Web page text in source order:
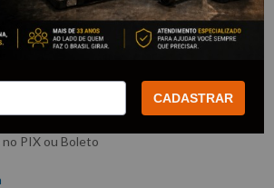
Longo 1/2" x 19
no PIX ou Boleto
CADASTRAR